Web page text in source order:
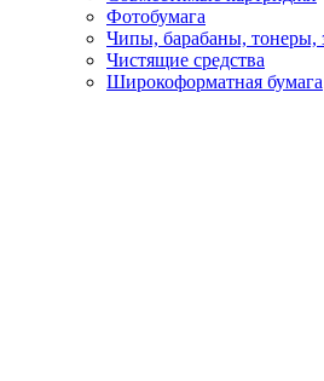
Фотобумага
Чипы, барабаны, тонеры,
Чистящие средства
Широкоформатная бумага